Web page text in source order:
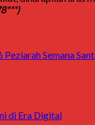
Semana
di Era Digital